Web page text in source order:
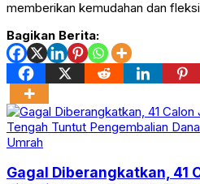
memberikan kemudahan dan
Bagikan Berita:
Umrah
Gagal Diberangkatkan, 41